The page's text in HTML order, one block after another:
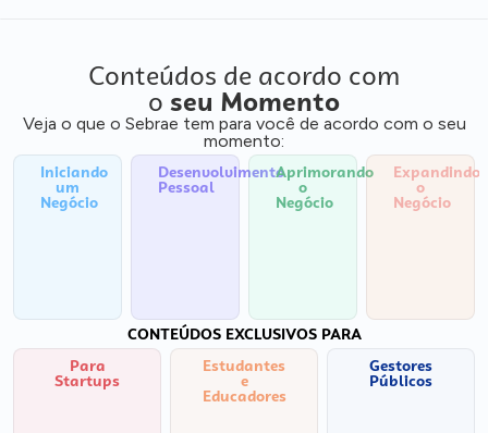
Conteúdos de acordo com
o seu Momento
Veja o que o Sebrae tem para você de acordo com o seu
momento:
Iniciando
um
Negócio
Desenvolvimento
Pessoal
Aprimorando
o
Negócio
Expandindo
o
Negócio
CONTEÚDOS EXCLUSIVOS PARA
Para
Startups
Estudantes
e
Educadores
Gestores
Públicos